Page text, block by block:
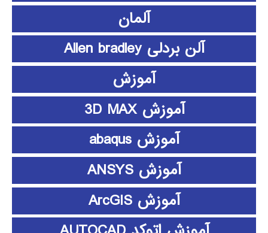
آلمان
آلن بردلی Allen bradley
آموزش
آموزش 3D MAX
آموزش abaqus
آموزش ANSYS
آموزش ArcGIS